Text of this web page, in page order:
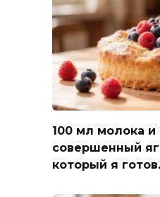
100 мл молока и
совершенный
который я